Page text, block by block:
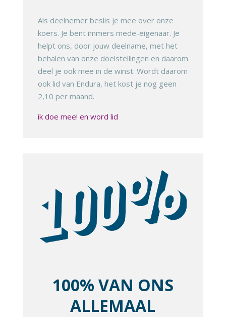
Als deelnemer beslis je mee over onze
koers. Je bent immers mede-eigenaar. Je
helpt ons, door jouw deelname, met het
behalen van onze doelstellingen en daarom
deel je ook mee in de winst. Wordt daarom
ook lid van Endura, het kost je nog geen
2,10 per maand.
ik doe mee! en word lid
100% VAN ONS
ALLEMAAL